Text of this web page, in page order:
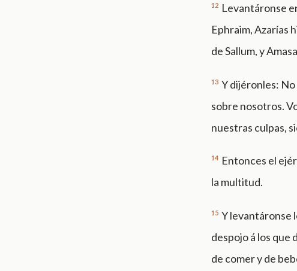
12 Levantáronse
Ephraim, Azarías
de Sallum, y
13 Y dijéronles:
sobre nosotros.
nuestras culpas,
14 Entonces el
la multitud.
15 Y levantáronse
despojo á los que
de comer y de